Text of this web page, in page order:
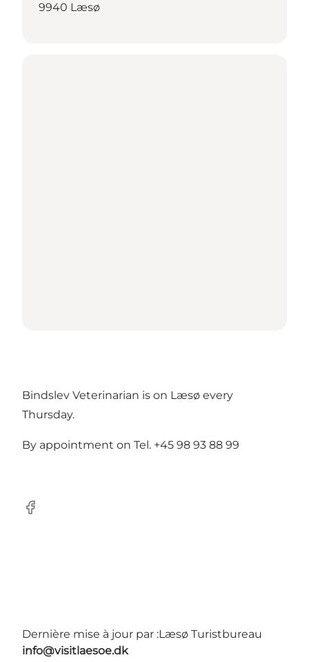
9940 Læsø
Bindslev Veterinarian is on Læsø every
Thursday.
By appointment on Tel. +45 98 93 88 99
Facebook
Dernière mise à jour par :Læsø Turistbureau
info@visitlaesoe.dk